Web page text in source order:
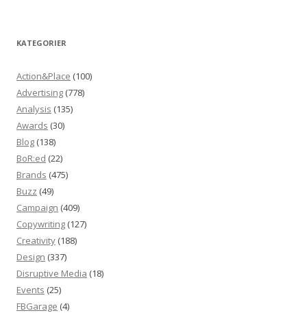
KATEGORIER
Action&Place (100)
Advertising (778)
Analysis (135)
Awards (30)
Blog (138)
BoR:ed (22)
Brands (475)
Buzz (49)
Campaign (409)
Copywriting (127)
Creativity (188)
Design (337)
Disruptive Media (18)
Events (25)
FBGarage (4)